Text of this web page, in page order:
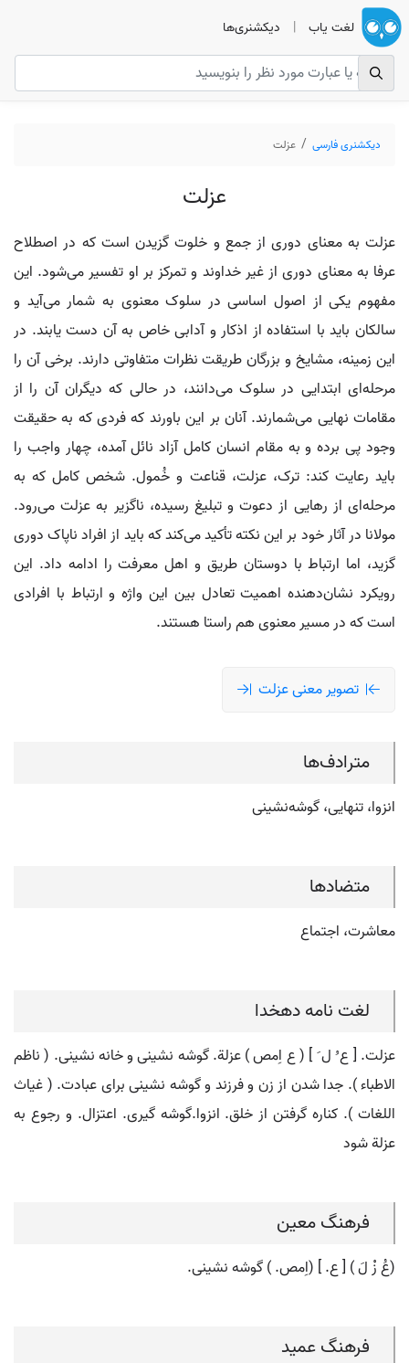
لغت یاب | دیکشنری‌ها
دیکشنری فارسی عزلت
عزلت
عزلت به معنای دوری از جمع و خلوت گزیدن است که در اصطلاح
عرفا به معنای دوری از غیر خداوند و تمرکز بر او تفسیر می‌شود. این
مفهوم یکی از اصول اساسی در سلوک معنوی به شمار می‌آید و
سالکان باید با استفاده از اذکار و آدابی خاص به آن دست یابند. در
این زمینه، مشایخ و بزرگان طریقت نظرات متفاوتی دارند. برخی آن را
مرحله‌ای ابتدایی در سلوک می‌دانند، در حالی که دیگران آن را از
مقامات نهایی می‌شمارند. آنان بر این باورند که فردی که به حقیقت
وجود پی برده و به مقام انسان کامل آزاد نائل آمده، چهار واجب را
باید رعایت کند: ترک، عزلت، قناعت و خُمول. شخص کامل که به
مرحله‌ای از رهایی از دعوت و تبلیغ رسیده، ناگزیر به عزلت می‌رود.
مولانا در آثار خود بر این نکته تأکید می‌کند که باید از افراد ناپاک دوری
گزید، اما ارتباط با دوستان طریق و اهل معرفت را ادامه داد. این
رویکرد نشان‌دهنده اهمیت تعادل بین این واژه و ارتباط با افرادی
است که در مسیر معنوی هم‌ راستا هستند.
تصویر معنی عزلت
مترادف‌ها
انزوا، تنهایی، گوشه‌نشینی
متضادها
معاشرت، اجتماع
لغت نامه دهخدا
عزلت. [ ع ُ ل َ ] ( ع اِمص ) عزلة. گوشه نشینی و خانه نشینی. ( ناظم
الاطباء ). جدا شدن از زن و فرزند و گوشه نشینی برای عبادت. ( غیاث
اللغات ). کناره گرفتن از خلق. انزوا.گوشه گیری. اعتزال. و رجوع به
عزلة شود
فرهنگ معین
(عُ زْ لَ ) [ ع. ] (اِمص. ) گوشه نشینی.
فرهنگ عمید